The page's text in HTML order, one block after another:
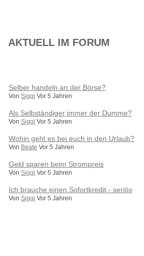
AKTUELL IM FORUM
Selber handeln an der Börse?
Von Siggi Vor 5 Jahren
Als Selbständiger immer der Dumme?
Von Siggi Vor 5 Jahren
Wohin geht es bei euch in den Urlaub?
Von Beate Vor 5 Jahren
Geld sparen beim Strompreis
Von Siggi Vor 5 Jahren
Ich brauche einen Sofortkredit - seriös
Von Siggi Vor 5 Jahren